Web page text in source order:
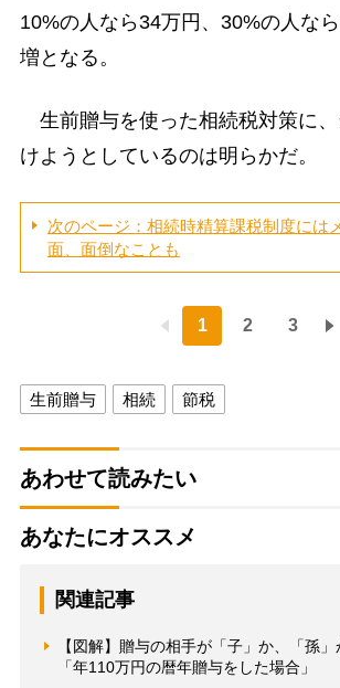
10%の人なら34万円、30%の人な
増となる。
生前贈与を使った相続税対策に
けようとしているのは明らかだ。
次のページ：相続時精算課税制度には
面、面倒なことも
1 2 3
生前贈与 相続 節税
あわせて読みたい
あなたにオススメ
関連記事
【図解】贈与の相手が「子」か、「孫
「年110万円の暦年贈与をした場合」